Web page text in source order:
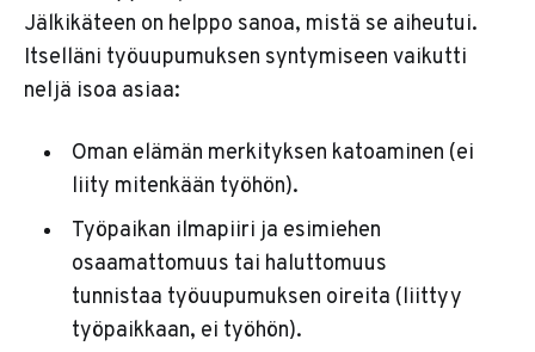
Jälkikäteen on helppo sanoa, mistä se aiheutui.
Itselläni työuupumuksen syntymiseen vaikutti
neljä isoa asiaa:
Oman elämän merkityksen katoaminen (ei
liity mitenkään työhön).
Työpaikan ilmapiiri ja esimiehen
osaamattomuus tai haluttomuus
tunnistaa työuupumuksen oireita (liittyy
työpaikkaan, ei työhön).